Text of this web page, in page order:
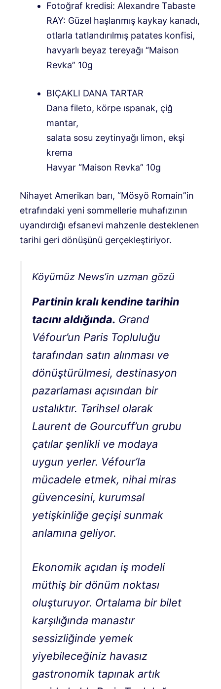
Fotoğraf kredisi: Alexandre Tabaste
RAY: Güzel haşlanmış kaykay kanadı,
otlarla tatlandırılmış patates konfisi,
havyarlı beyaz tereyağı “Maison
Revka” 10g
BIÇAKLI DANA TARTAR
Dana fileto, körpe ıspanak, çiğ
mantar,
salata sosu zeytinyağı limon, ekşi
krema
Havyar “Maison Revka” 10g
Nihayet Amerikan barı, “Mösyö Romain”in
etrafındaki yeni sommellerie muhafızının
uyandırdığı efsanevi mahzenle desteklenen
tarihi geri dönüşünü gerçekleştiriyor.
Köyümüz News’in uzman gözü
Partinin kralı kendine tarihin
tacını aldığında. Grand
Véfour’un Paris Topluluğu
tarafından satın alınması ve
dönüştürülmesi, destinasyon
pazarlaması açısından bir
ustalıktır. Tarihsel olarak
Laurent de Gourcuff’un grubu
çatılarşenlikli ve modaya
uygun yerler. Véfour’la
mücadele etmek, nihai miras
güvencesini, kurumsal
yetişkinliğe geçişi sunmak
anlamına geliyor.
Ekonomik açıdan iş modeli
müthiş bir dönüm noktası
oluşturuyor. Ortalama bir bilet
karşılığında manastır
sessizliğinde yemek
yiyebileceğiniz havasız
gastronomik tapınak artık